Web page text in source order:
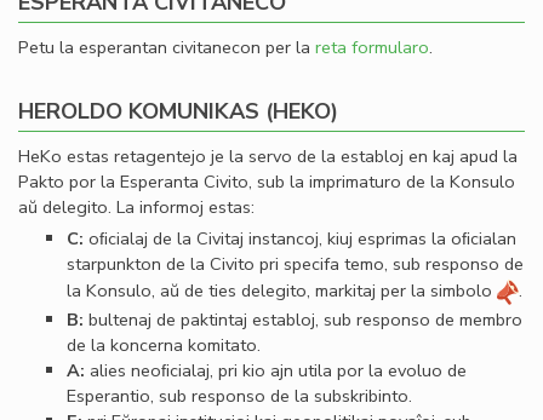
Petu la esperantan civitanecon per la reta formularo.
HEROLDO KOMUNIKAS (HEKO)
HeKo estas retagentejo je la servo de la establoj en kaj apud la
Pakto por la Esperanta Civito, sub la imprimaturo de la Konsulo
aŭ delegito. La informoj estas:
C: oﬁcialaj de la Civitaj instancoj, kiuj esprimas la oﬁcialan
starpunkton de la Civito pri specifa temo, sub responso de
la Konsulo, aŭ de ties delegito, markitaj per la simbolo
.
B: bultenaj de paktintaj establoj, sub responso de membro
de la koncerna komitato.
A: alies neoﬁcialaj, pri kio ajn utila por la evoluo de
Esperantio, sub responso de la subskribinto.